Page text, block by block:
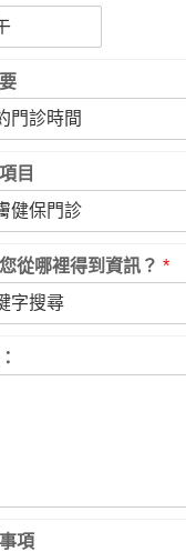
目
從哪裡得到資訊？*
項